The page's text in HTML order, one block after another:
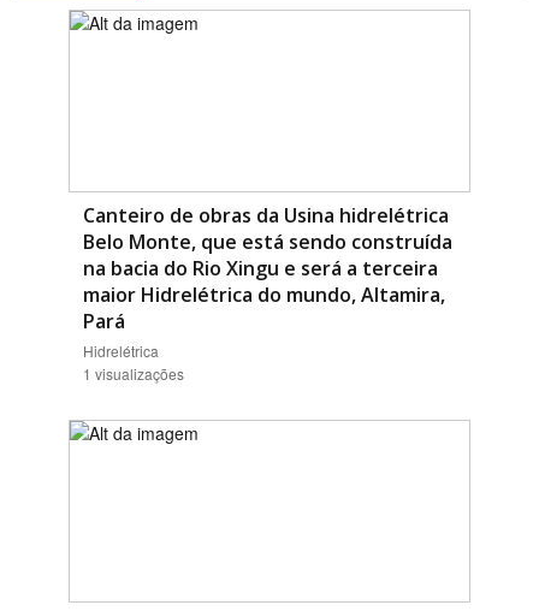
Canteiro de obras da Usina hidrelétrica
Belo Monte, que está sendo construída
na bacia do Rio Xingu e será a terceira
maior Hidrelétrica do mundo, Altamira,
Pará
Hidrelétrica
1 visualizações